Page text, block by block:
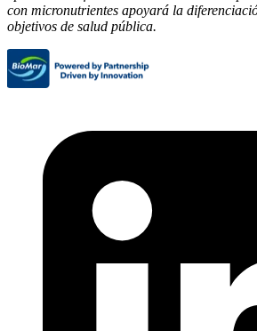
con micronutrientes apoyará la
objetivos de salud pública.